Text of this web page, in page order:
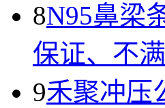
8N95鼻梁
保证、不
9禾聚冲压